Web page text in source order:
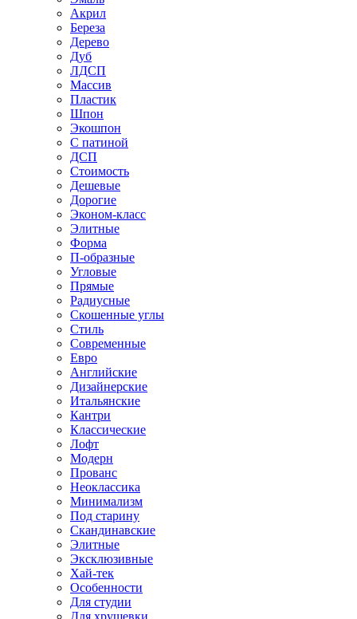
Акрил
Береза
Дерево
Дуб
ЛДСП
Массив
Пластик
Шпон
Экошпон
С патиной
ДСП
Стоимость
Дешевые
Дорогие
Эконом-класс
Элитные
Форма
П-образные
Угловые
Прямые
Радиусные
Скошенные углы
Стиль
Современные
Евро
Английские
Дизайнерские
Итальянские
Кантри
Классические
Лофт
Модерн
Прованс
Неоклассика
Минимализм
Под старину
Скандинавские
Элитные
Эксклюзивные
Хай-тек
Особенности
Для студии
Для хрущевки